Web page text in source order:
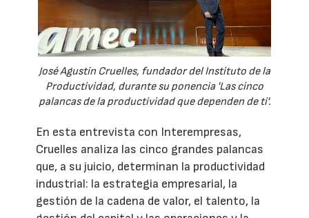
José Agustín Cruelles, fundador del Instituto de la
Productividad, durante su ponencia 'Las cinco
palancas de la productividad que dependen de ti'.
En esta entrevista con Interempresas,
Cruelles analiza las cinco grandes palancas
que, a su juicio, determinan la productividad
industrial: la estrategia empresarial, la
gestión de la cadena de valor, el talento, la